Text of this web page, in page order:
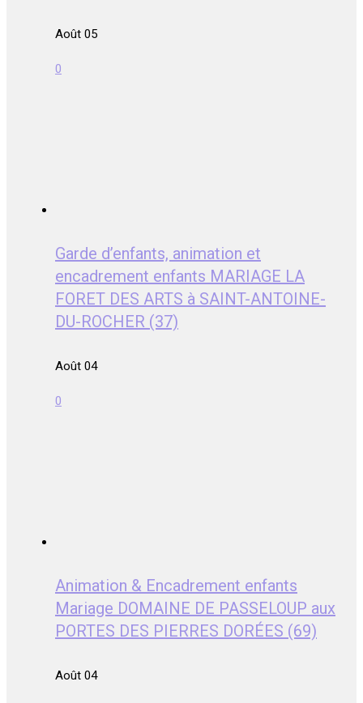
Août 05
0
Garde d’enfants, animation et
encadrement enfants MARIAGE LA
FORET DES ARTS à SAINT-ANTOINE-
DU-ROCHER (37)
Août 04
0
Animation & Encadrement enfants
Mariage DOMAINE DE PASSELOUP aux
PORTES DES PIERRES DORÉES (69)
Août 04